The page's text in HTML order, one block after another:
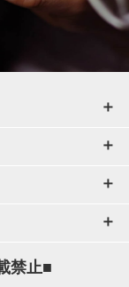
禁止■